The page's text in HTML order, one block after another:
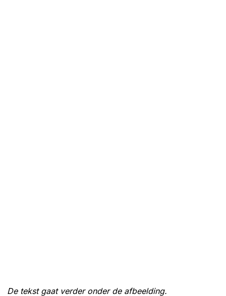
De tekst gaat verder onder de afbeelding.